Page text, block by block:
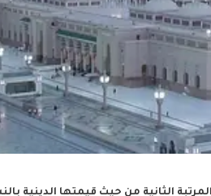
الثانية من حيث قيمتها الدينية